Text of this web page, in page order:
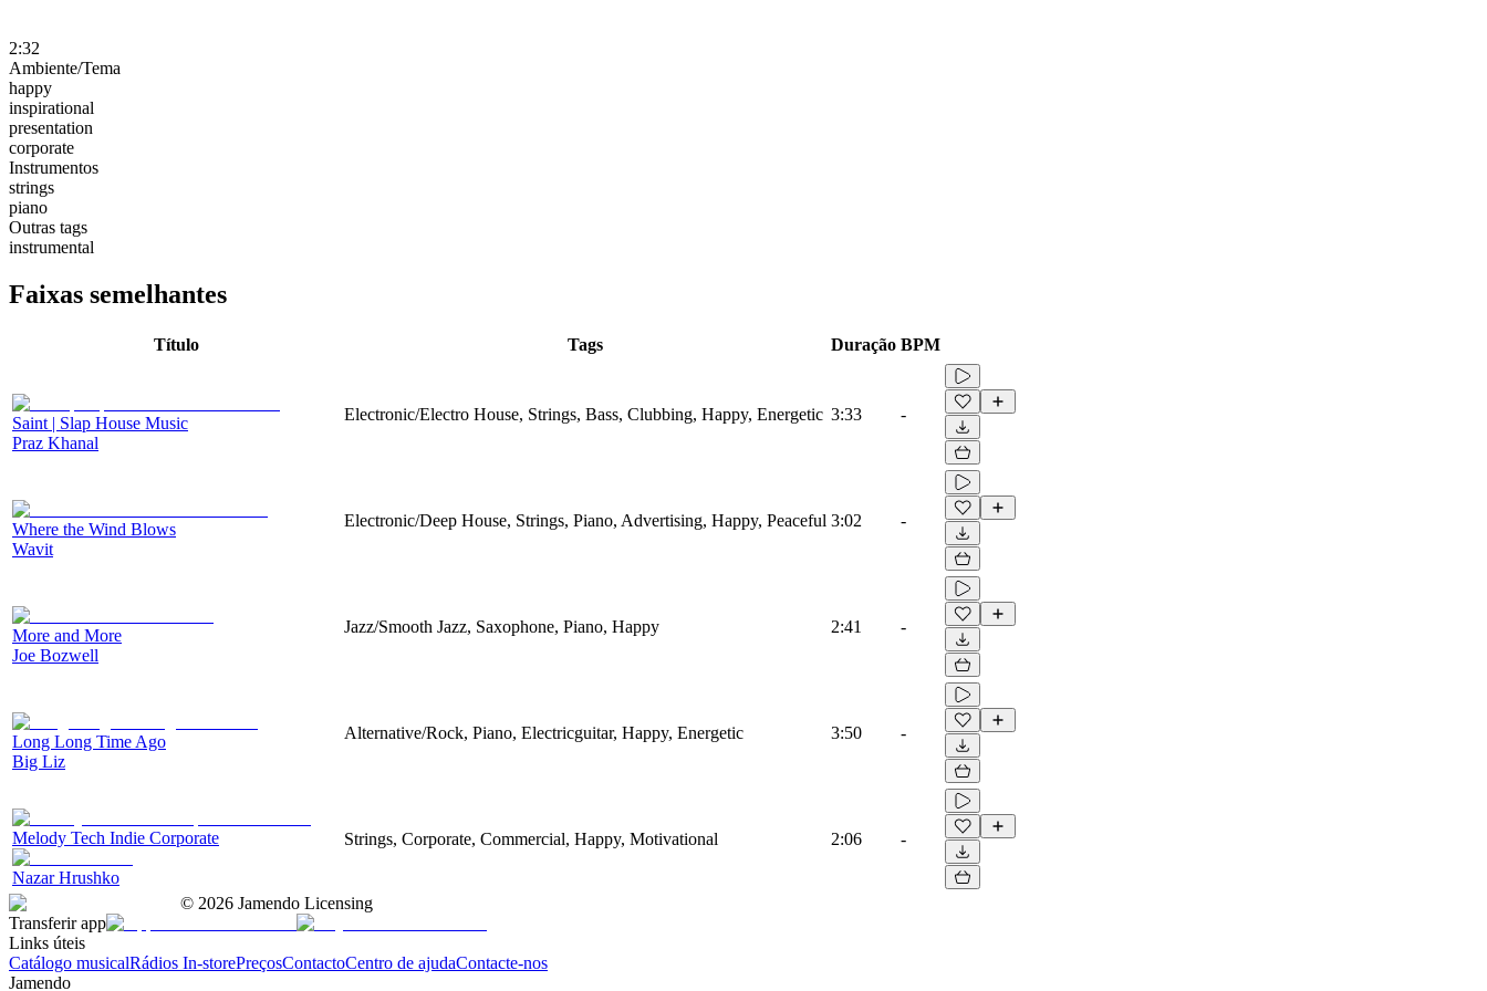
2:32
Ambiente/Tema
happy
inspirational
presentation
corporate
Instrumentos
strings
piano
Outras tags
instrumental
Faixas semelhantes
Título Tags Duração BPM
Saint | Slap House Music
Praz Khanal
Electronic/Electro House, Strings, Bass, Clubbing, Happy, Energetic 3:33 -
Where the Wind Blows
Wavit
Electronic/Deep House, Strings, Piano, Advertising, Happy, Peaceful 3:02 -
More and More
Joe Bozwell
Jazz/Smooth Jazz, Saxophone, Piano, Happy 2:41 -
Long Long Time Ago
Big Liz
Alternative/Rock, Piano, Electricguitar, Happy, Energetic 3:50 -
Melody Tech Indie Corporate
Nazar Hrushko
Strings, Corporate, Commercial, Happy, Motivational 2:06 -
© 2026 Jamendo Licensing
Transferir app
Links úteis
Catálogo musicalRádios In-storePreçosContactoCentro de ajudaContacte-nos
Jamendo